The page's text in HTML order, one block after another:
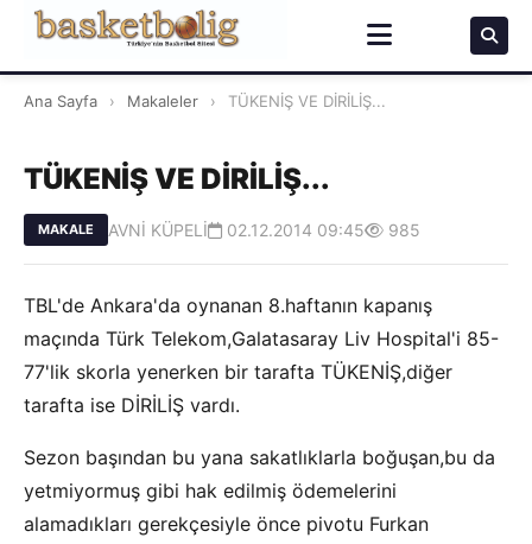
Ana Sayfa › Makaleler › TÜKENİŞ VE DİRİLİŞ...
TÜKENİŞ VE DİRİLİŞ...
MAKALE AVNİ KÜPELİ 02.12.2014 09:45 985
TBL'de Ankara'da oynanan 8.haftanın kapanış
maçında Türk Telekom,Galatasaray Liv Hospital'i 85-
77'lik skorla yenerken bir tarafta TÜKENİŞ,diğer
tarafta ise DİRİLİŞ vardı.
Sezon başından bu yana sakatlıklarla boğuşan,bu da
yetmiyormuş gibi hak edilmiş ödemelerini
alamadıkları gerekçesiyle önce pivotu Furkan